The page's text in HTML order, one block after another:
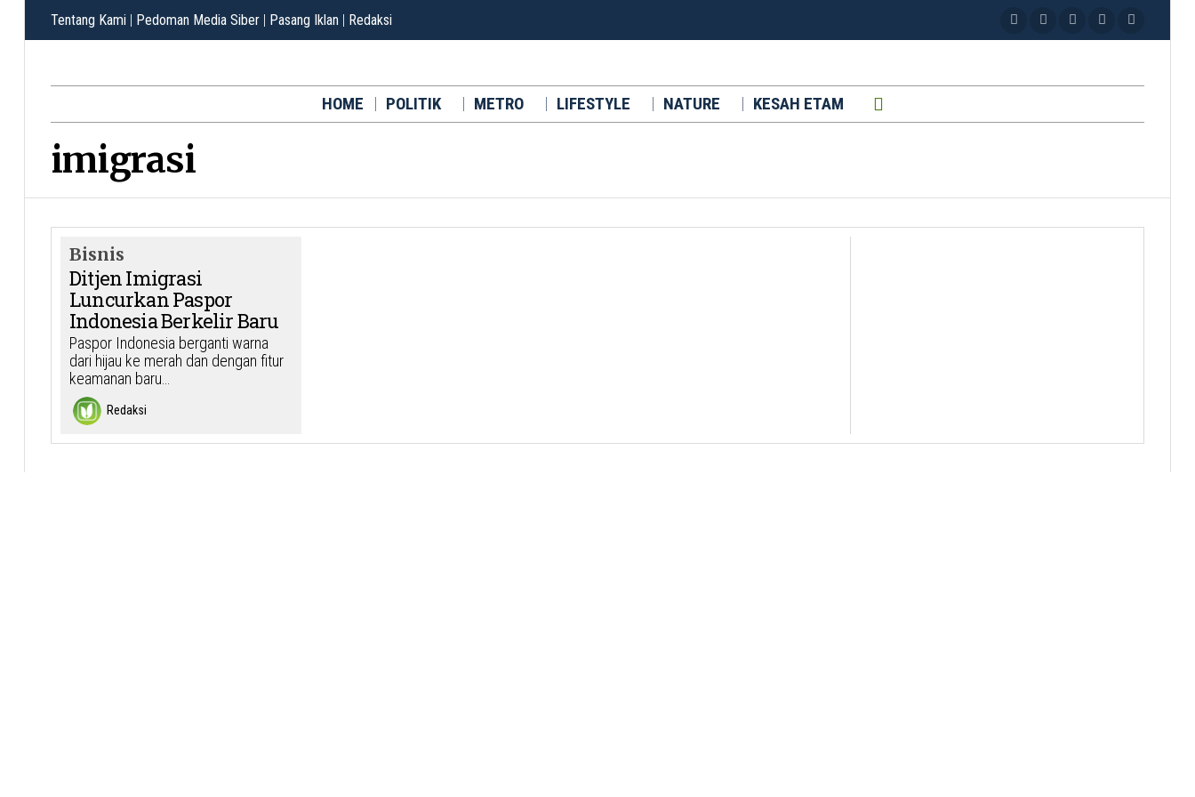
Tentang Kami | Pedoman Media Siber | Pasang Iklan | Redaksi
HOME POLITIK METRO LIFESTYLE NATURE KESAH ETAM
imigrasi
Bisnis
Ditjen Imigrasi
Luncurkan Paspor
Indonesia Berkelir Baru
Paspor Indonesia berganti warna
dari hijau ke merah dan dengan fitur
keamanan baru…
Redaksi